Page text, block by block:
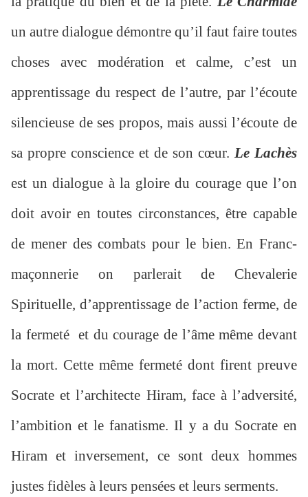
un autre dialogue démontre qu’il faut faire toutes
choses avec modération et calme, c’est un
apprentissage du respect de l’autre, par l’écoute
silencieuse de ses propos, mais aussi l’écoute de
sa propre conscience et de son cœur. Le Lachès
est un dialogue à la gloire du courage que l’on
doit avoir en toutes circonstances, être capable
de mener des combats pour le bien. En Franc-
maçonnerie on parlerait de Chevalerie
Spirituelle, d’apprentissage de l’action ferme, de
la fermeté et du courage de l’âme même devant
la mort. Cette même fermeté dont firent preuve
Socrate et l’architecte Hiram, face à l’adversité,
l’ambition et le fanatisme. Il y a du Socrate en
Hiram et inversement, ce sont deux hommes
justes fidèles à leurs pensées et leurs serments.